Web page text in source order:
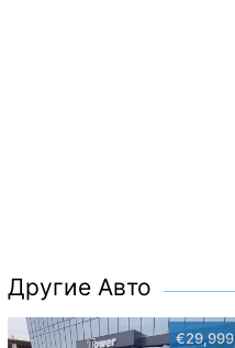
Другие Авто
€29,999